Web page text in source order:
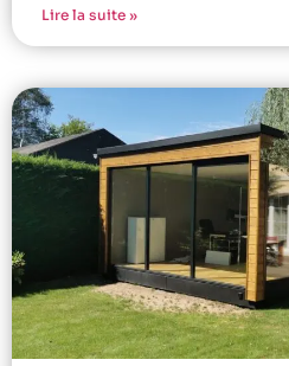
Lire la suite »